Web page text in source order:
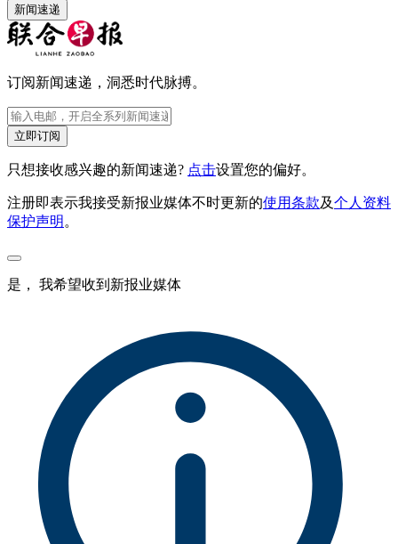
新闻速递
订阅新闻速递，洞悉时代脉搏。
立即订阅
只想接收感兴趣的新闻速递? 点击设置您的偏好。
注册即表示我接受新报业媒体不时更新的使用条款及个人资料
保护声明。
是， 我希望收到新报业媒体